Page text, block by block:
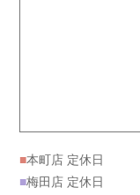
■本町店 定休日
■梅田店 定休日